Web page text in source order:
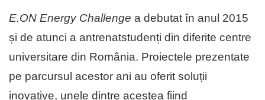
E.ON Energy Challenge a debutat în anul 2015
și de atunci a antrenatstudenți din diferite centre
universitare din România. Proiectele prezentate
pe parcursul acestor ani au oferit soluții
inovative, unele dintre acestea fiind